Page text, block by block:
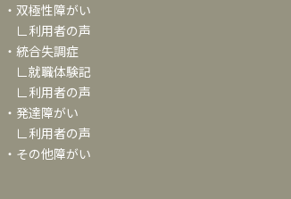
・双極性障がい
∟利用者の声
・統合失調症
∟就職体験記
∟利用者の声
・発達障がい
∟利用者の声
・その他障がい